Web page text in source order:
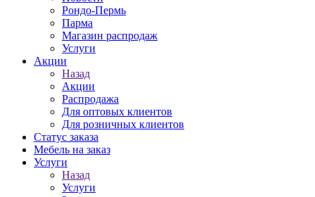
Рондо-Пермь
Парма
Магазин распродаж
Услуги
Акции
Назад
Акции
Распродажа
Для оптовых клиентов
Для розничных клиентов
Статус заказа
Мебель на заказ
Услуги
Назад
Услуги